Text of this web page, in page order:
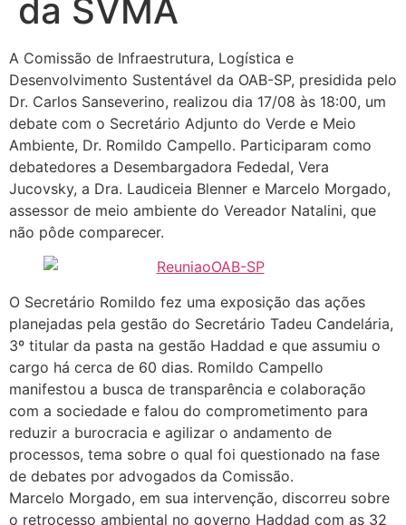
da SVMA
A Comissão de Infraestrutura, Logística e
Desenvolvimento Sustentável da OAB-SP, presidida pelo
Dr. Carlos Sanseverino, realizou dia 17/08 às 18:00, um
debate com o Secretário Adjunto do Verde e Meio
Ambiente, Dr. Romildo Campello. Participaram como
debatedores a Desembargadora Fededal, Vera
Jucovsky, a Dra. Laudiceia Blenner e Marcelo Morgado,
assessor de meio ambiente do Vereador Natalini, que
não pôde comparecer.
O Secretário Romildo fez uma exposição das ações
planejadas pela gestão do Secretário Tadeu Candelária,
3º titular da pasta na gestão Haddad e que assumiu o
cargo há cerca de 60 dias. Romildo Campello
manifestou a busca de transparência e colaboração
com a sociedade e falou do comprometimento para
reduzir a burocracia e agilizar o andamento de
processos, tema sobre o qual foi questionado na fase
de debates por advogados da Comissão.
Marcelo Morgado, em sua intervenção, discorreu sobre
o retrocesso ambiental no governo Haddad com as 32